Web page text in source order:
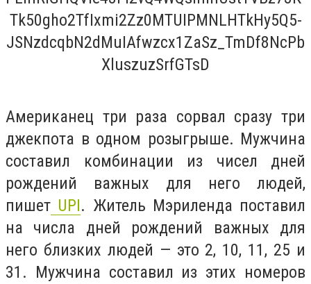
Американец три раза сорвал сразу три
джекпота в одном розыгрыше. Мужчина
составил комбинации из чисел дней
рождений важных для него людей,
пишет UPI. Житель Мэриленда поставил
на числа дней рождений важных для
него близких людей — это 2, 10, 11, 25 и
31. Мужчина составил из этих номеров